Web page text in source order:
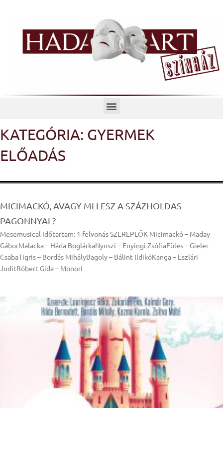
Menü
KATEGÓRIA: GYERMEK
ELŐADÁS
MICIMACKÓ, AVAGY MI LESZ A SZÁZHOLDAS
PAGONNYAL?
Mesemusical Időtartam: 1 felvonás SZEREPLŐK Micimackó – Maday
GáborMalacka – Háda BoglárkaNyuszi – Enyingi ZsófiaFüles – Gieler
CsabaTigris – Bordás MihályBagoly – Bálint IldikóKanga – Eszlári
JuditRóbert Gida – Monori
OldalOldal